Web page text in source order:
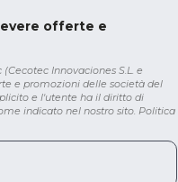
offerte e
Innovaciones S.L. e
e promozioni delle società del
e l'utente ha il diritto di
indicato nel nostro sito. Politica